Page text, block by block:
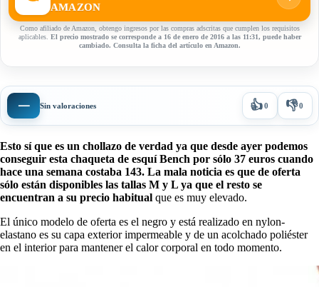
AMAZON
Como afiliado de Amazon, obtengo ingresos por las compras adscritas que cumplen los requisitos
aplicables. El precio mostrado se corresponde a 16 de enero de 2016 a las 11:31, puede haber
cambiado. Consulta la ficha del artículo en Amazon.
— Sin valoraciones 👍0 👎0
Esto sí que es un chollazo de verdad ya que desde ayer podemos
conseguir esta chaqueta de esquí Bench por sólo 37 euros cuando
hace una semana costaba 143. La mala noticia es que de oferta
sólo están disponibles las tallas M y L ya que el resto se
encuentran a su precio habitual que es muy elevado.
El único modelo de oferta es el negro y está realizado en nylon-
elastano es su capa exterior impermeable y de un acolchado poliéster
en el interior para mantener el calor corporal en todo momento.